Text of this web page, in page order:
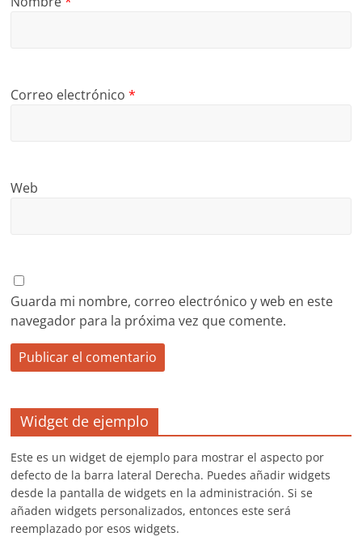
Correo electrónico*
Web
Guarda mi nombre, correo electrónico y web en este
navegador para la próxima vez que comente.
Widget de ejemplo
Este es un widget de ejemplo para mostrar el aspecto por
defecto de la barra lateral Derecha. Puedes añadir widgets
desde la pantalla de widgets en la administración. Si se
añaden widgets personalizados, entonces este será
reemplazado por esos widgets.